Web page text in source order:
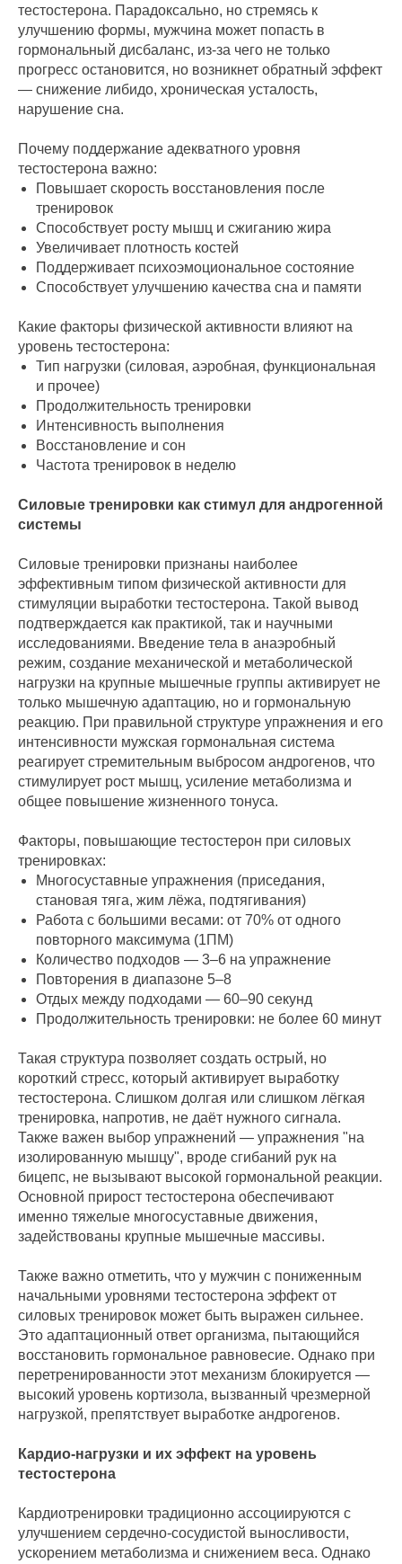
тестостерона. Парадоксально, но стремясь к
улучшению формы, мужчина может попасть в
гормональный дисбаланс, из-за чего не только
прогресс остановится, но возникнет обратный эффект
— снижение либидо, хроническая усталость,
нарушение сна.
Почему поддержание адекватного уровня
тестостерона важно:
Повышает скорость восстановления после
тренировок
Способствует росту мышц и сжиганию жира
Увеличивает плотность костей
Поддерживает психоэмоциональное состояние
Способствует улучшению качества сна и памяти
Какие факторы физической активности влияют на
уровень тестостерона:
Тип нагрузки (силовая, аэробная, функциональная
и прочее)
Продолжительность тренировки
Интенсивность выполнения
Восстановление и сон
Частота тренировок в неделю
Силовые тренировки как стимул для андрогенной
системы
Силовые тренировки признаны наиболее
эффективным типом физической активности для
стимуляции выработки тестостерона. Такой вывод
подтверждается как практикой, так и научными
исследованиями. Введение тела в анаэробный
режим, создание механической и метаболической
нагрузки на крупные мышечные группы активирует не
только мышечную адаптацию, но и гормональную
реакцию. При правильной структуре упражнения и его
интенсивности мужская гормональная система
реагирует стремительным выбросом андрогенов, что
стимулирует рост мышц, усиление метаболизма и
общее повышение жизненного тонуса.
Факторы, повышающие тестостерон при силовых
тренировках:
Многосуставные упражнения (приседания,
становая тяга, жим лёжа, подтягивания)
Работа с большими весами: от 70% от одного
повторного максимума (1ПМ)
Количество подходов — 3–6 на упражнение
Повторения в диапазоне 5–8
Отдых между подходами — 60–90 секунд
Продолжительность тренировки: не более 60 минут
Такая структура позволяет создать острый, но
короткий стресс, который активирует выработку
тестостерона. Слишком долгая или слишком лёгкая
тренировка, напротив, не даёт нужного сигнала.
Также важен выбор упражнений — упражнения "на
изолированную мышцу", вроде сгибаний рук на
бицепс, не вызывают высокой гормональной реакции.
Основной прирост тестостерона обеспечивают
именно тяжелые многосуставные движения,
задействованы крупные мышечные массивы.
Также важно отметить, что у мужчин с пониженным
начальными уровнями тестостерона эффект от
силовых тренировок может быть выражен сильнее.
Это адаптационный ответ организма, пытающийся
восстановить гормональное равновесие. Однако при
перетренированности этот механизм блокируется —
высокий уровень кортизола, вызванный чрезмерной
нагрузкой, препятствует выработке андрогенов.
Кардио-нагрузки и их эффект на уровень
тестостерона
Кардиотренировки традиционно ассоциируются с
улучшением сердечно-сосудистой выносливости,
ускорением метаболизма и снижением веса. Однако